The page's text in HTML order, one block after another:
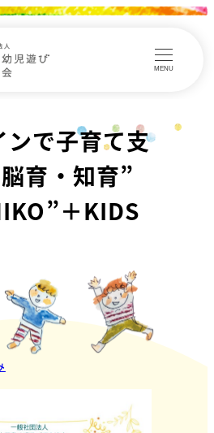
MENU
ンで子育て支
育・知育”
＋KIDS